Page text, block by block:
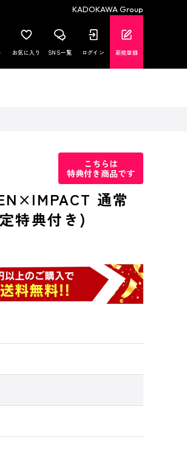
KADOKAWA Group
お気に入り SNS一覧 ログイン 新規登録
こちらは
特典付き商品です
通常
特典付き)